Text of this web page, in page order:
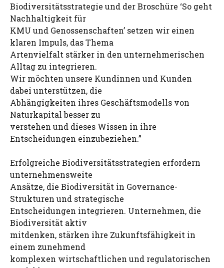
Biodiversitätsstrategie und der Broschüre ‘So geht
Nachhaltigkeit für
KMU und Genossenschaften’ setzen wir einen
klaren Impuls, das Thema
Artenvielfalt stärker in den unternehmerischen
Alltag zu integrieren.
Wir möchten unsere Kundinnen und Kunden
dabei unterstützen, die
Abhängigkeiten ihres Geschäftsmodells von
Naturkapital besser zu
verstehen und dieses Wissen in ihre
Entscheidungen einzubeziehen.”
Erfolgreiche Biodiversitätsstrategien erfordern
unternehmensweite
Ansätze, die Biodiversität in Governance-
Strukturen und strategische
Entscheidungen integrieren. Unternehmen, die
Biodiversität aktiv
mitdenken, stärken ihre Zukunftsfähigkeit in
einem zunehmend
komplexen wirtschaftlichen und regulatorischen